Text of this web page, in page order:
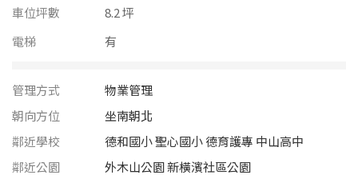
南投縣
雲林縣
嘉義市
嘉義縣
40~50 坪
車位坪數
8.2 坪
電梯
有
管理方式
物業管理
朝向方位
坐南朝北
鄰近學校
德和國小 聖心國小 德育護專 中山高中
鄰近公園
外木山公園 新橫濱社區公園